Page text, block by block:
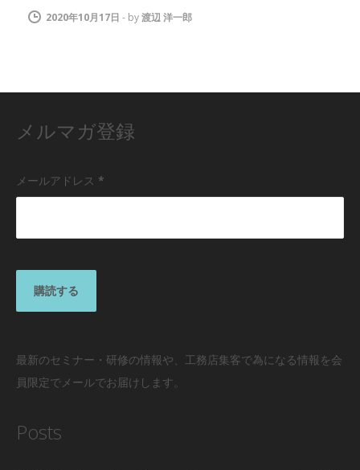
2020年10月17日 - by渡辺 洋一郎
メルマガ登録
メールアドレス *
最新のセミナー・研修の情報や、工務店集客で為になる情報を会
員限定でメールでお届けします。
Posts